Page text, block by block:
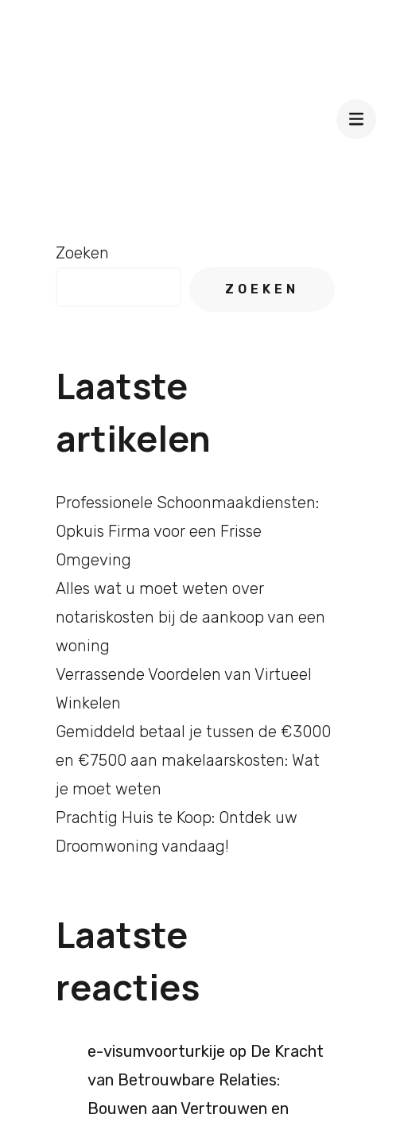
Zoeken
ZOEKEN
Laatste
artikelen
Professionele Schoonmaakdiensten:
Opkuis Firma voor een Frisse
Omgeving
Alles wat u moet weten over
notariskosten bij de aankoop van een
woning
Verrassende Voordelen van Virtueel
Winkelen
Gemiddeld betaal je tussen de €3000
en €7500 aan makelaarskosten: Wat
je moet weten
Prachtig Huis te Koop: Ontdek uw
Droomwoning vandaag!
Laatste
reacties
e-visumvoorturkije op De Kracht
van Betrouwbare Relaties:
Bouwen aan Vertrouwen en